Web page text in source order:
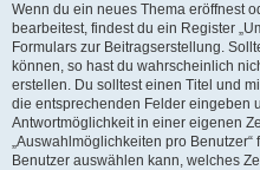
Wenn du ein neues Thema eröffnest
bearbeitest, findest du ein Register
Formulars zur Beitragserstellung.
können, so hast du wahrscheinlich
erstellen. Du solltest einen Titel und
die entsprechenden Felder eingeben
Antwortmöglichkeit in einer eigenen
„Auswahlmöglichkeiten pro
Benutzer auswählen kann, welches